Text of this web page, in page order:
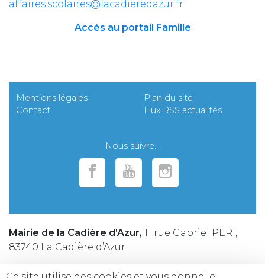
affaires.scolaires@lacadieredazur.fr
Accès au portail Famille
Mentions légales
Contact
Plan du site
Flux RSS actualités
Nous suivre...
Mairie de la Cadière d’Azur, 11 rue Gabriel PERI,
83740 La Cadière d’Azur
Téléphone : 04 94 98 25 25